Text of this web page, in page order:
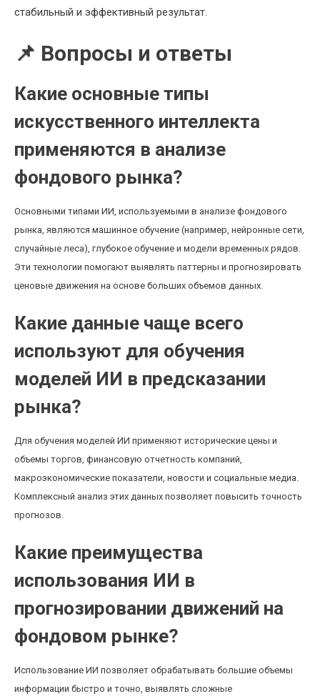
стабильный и эффективный результат.
📌 Вопросы и ответы
Какие основные типы
искусственного интеллекта
применяются в анализе
фондового рынка?
Основными типами ИИ, используемыми в анализе фондового
рынка, являются машинное обучение (например, нейронные сети,
случайные леса), глубокое обучение и модели временных рядов.
Эти технологии помогают выявлять паттерны и прогнозировать
ценовые движения на основе больших объемов данных.
Какие данные чаще всего
используют для обучения
моделей ИИ в предсказании
рынка?
Для обучения моделей ИИ применяют исторические цены и
объемы торгов, финансовую отчетность компаний,
макроэкономические показатели, новости и социальные медиа.
Комплексный анализ этих данных позволяет повысить точность
прогнозов.
Какие преимущества
использования ИИ в
прогнозировании движений на
фондовом рынке?
Использование ИИ позволяет обрабатывать большие объемы
информации быстро и точно, выявлять сложные